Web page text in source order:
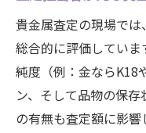
貴金属査定の現場で
総合的に評価してい
純度（例：金ならK18
ン、そして品物の保
の有無も査定額に影響